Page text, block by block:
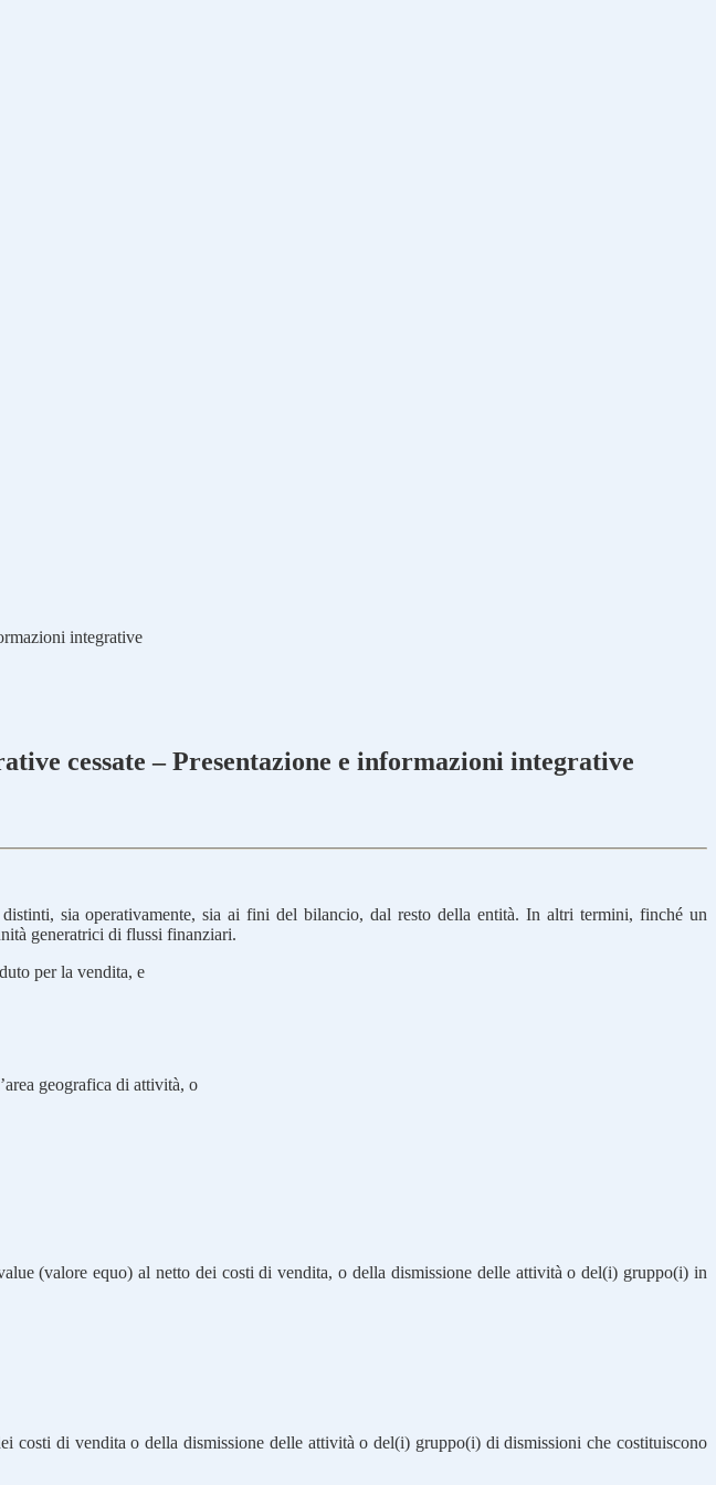
integrative
cessate – Presentazione e informazioni integrative
sia operativamente, sia ai fini del bilancio, dal resto della entità. In altri termini, finché un
generatrici di flussi finanziari.
per la vendita, e
geografica di attività, o
(valore equo) al netto dei costi di vendita, o della dismissione delle attività o del(i) gruppo(i) in
costi di vendita o della dismissione delle attività o del(i) gruppo(i) di dismissioni che costituiscono